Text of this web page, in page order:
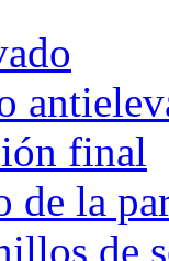
final
de la
de